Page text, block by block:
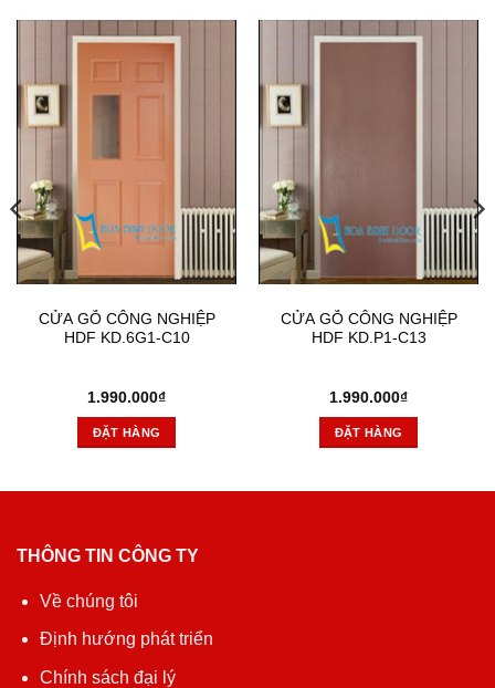
CỬA GỖ CÔNG NGHIỆP
HDF KD.6G1-C10
1.990.000₫
ĐẶT HÀNG
CỬA GỖ CÔNG NGHIỆP
HDF KD.P1-C13
1.990.000₫
ĐẶT HÀNG
THÔNG TIN CÔNG TY
Về chúng tôi
Định hướng phát triển
Chính sách đại lý